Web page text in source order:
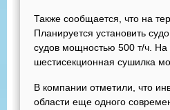
Также сообщается, что на
Планируется установить
судов мощностью 500 т/ч. На
шестисекционная сушилка
В компании отметили, что
области еще одного